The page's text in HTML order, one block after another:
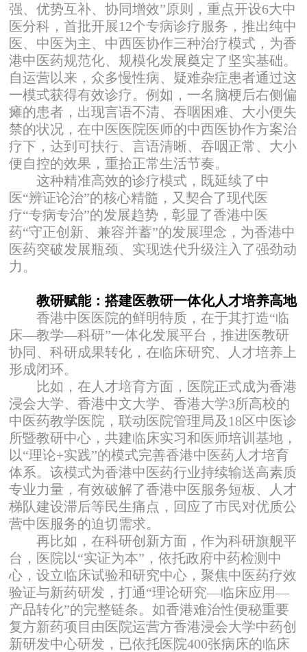
强、优势互补、协同增效”原则，重点开设6大中
医分科，首批开展12个专病诊疗服务，推出纯中
医、中医为主、中西医协作三种治疗模式，为香
港中医药规范化、规模化发展奠定了坚实基础。
自运营以来，众多慢性病、疑难杂症患者通过这
一模式获得有效诊疗。例如，一名脑梗后右侧偏
瘫的患者，出现言语不清、吞咽困难、大小便失
禁的状况，在中医医院医师的中西医协作方案治
疗下，达到可扶行、言语清晰、吞咽正常、大小
便自控的效果，重拾正常生活节奏。
这种精准高效的诊疗模式，既延续了中
医“辨证论治”的核心精髓，又契合了现代医
疗“专病专治”的发展趋势，彰显了香港中医
药“守正创新、兼容并蓄”的发展理念，为香港中
医药突破发展瓶颈、实现迭代升级注入了强劲动
力。
教研赋能：搭建医教研一体化人才培养高地
香港中医医院的鲜明特质，在于其打造“临
床—教学—科研”一体化发展平台，推进医教研
协同、科研成果转化，在临床研究、人才培养上
形成闭环。
比如，在人才培育方面，医院正式成为香港
浸会大学、香港中文大学、香港大学3所高校的
中医药教学医院，联动医院管理局及18区中医诊
所暨教研中心，共建临床实习和医师培训基地，
以“理论+实践”的模式完善香港中医药人才培育
体系。该模式为香港中医药行业持续输送高素质
专业力量，有效破解了香港中医服务短板、人才
梯队建设滞后等民生痛点，回应了市民对优质公
营中医服务的迫切需求。
再比如，在科研创新方面，作为科研旗舰平
台，医院以“实证为本”，依托政府中药检测中
心，设立临床试验和研究中心，聚焦中医药疗效
验证与新药研发，打通“理论研究—临床应用—
产品转化”的完整链条。如香港难治性便秘重要
复方新药项目由医院运营方香港浸会大学中药创
新研发中心研发，已依托医院400张病床的临床